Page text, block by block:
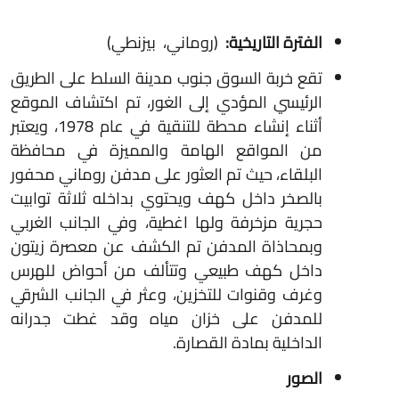
الفترة التاريخية: (روماني، بيزنطي)
تقع خربة السوق جنوب مدينة السلط على الطريق
الرئيسي المؤدي إلى الغور، تم اكتشاف الموقع
أثناء إنشاء محطة للتنقية في عام 1978، ويعتبر
من المواقع الهامة والمميزة في محافظة
البلقاء، حيث تم العثور على مدفن روماني محفور
بالصخر داخل كهف ويحتوي بداخله ثلاثة توابيت
حجرية مزخرفة ولها اغطية، وفي الجانب الغربي
وبمحاذاة المدفن تم الكشف عن معصرة زيتون
داخل كهف طبيعي وتتألف من أحواض للهرس
وغرف وقنوات للتخزين، وعثر في الجانب الشرقي
للمدفن على خزان مياه وقد غطت جدرانه
الداخلية بمادة القصارة.
الصور